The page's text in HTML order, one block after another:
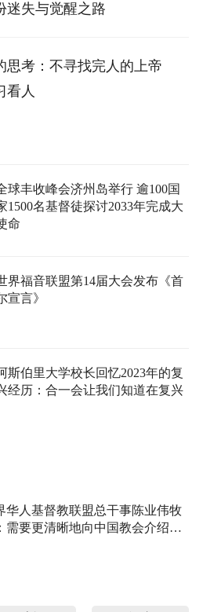
失与觉醒之路
思考：不寻找完人的上帝
人
球丰收峰会济州岛举行 逾100国
1500名基督徒探讨2033年完成大
命
界福音联盟第14届大会发布《首
宣言》
斯伯里大学校长回忆2023年的复
经历：合一会让我们知道在复兴
华人基督教联盟总干事陈业伟牧
需要更清晰地向中国教会介绍福